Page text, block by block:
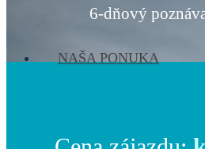
NAŠA PONUKA
6-dňový